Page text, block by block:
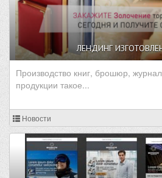
ЛЕНДИНГ
Производство книг, брошюр,
продукции такое...
Новости